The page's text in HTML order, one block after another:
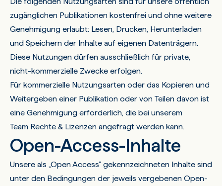
zugänglichen Publikationen kostenfrei und ohne weitere
Genehmigung erlaubt: Lesen, Drucken, Herunterladen
und Speichern der Inhalte auf eigenen Datenträgern.
Diese Nutzungen dürfen ausschließlich für private,
nicht-kommerzielle Zwecke erfolgen.
Für kommerzielle Nutzungsarten oder das Kopieren und
Weitergeben einer Publikation oder von Teilen davon ist
eine Genehmigung erforderlich, die bei unserem
Team Rechte & Lizenzenangefragt werden kann.
Open-Access-Inhalte
Unsere als „Open Access“ gekennzeichneten Inhalte sind
unter den Bedingungen der jeweils vergebenen Open-